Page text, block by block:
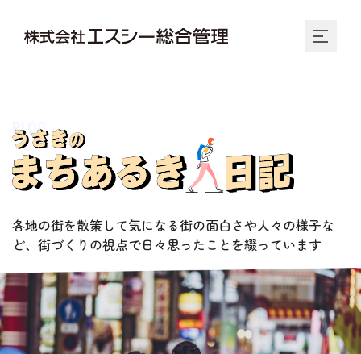
BLOG
各地の街を散策して気になる街の面白さや人々の様子な
ど、街づくりの視点で日々思ったことを綴っています